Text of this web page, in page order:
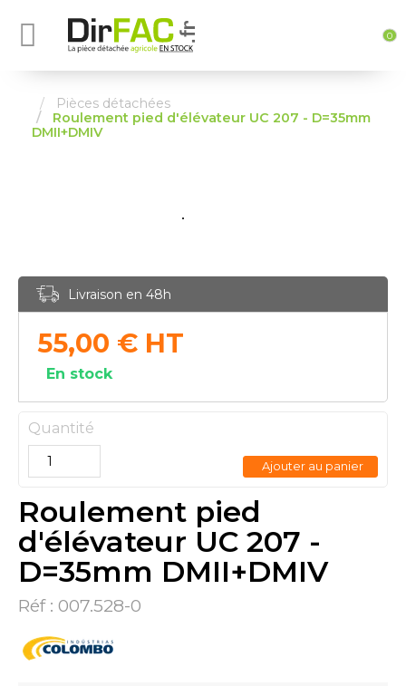
0
Pièces détachées
Roulement pied d'élévateur UC 207 - D=35mm
DMII+DMIV
Roulement pied
d'élévateur UC 207 -
D=35mm DMII+DMIV
Réf : 007.528-0
Livraison en 48h
55,00 € HT
En stock
Quantité
Ajouter au panier